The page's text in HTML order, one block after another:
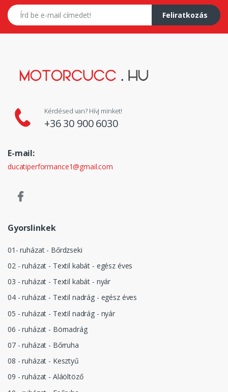
E-mail címed
Feliratkozás
Kérdésed van? Hívj minket!
+36 30 900 6030
E-mail:
ducatiperformance1@gmail.com
Gyorslinkek
01- ruházat - Bőrdzseki
02 - ruházat - Textil kabát - egész éves
03 - ruházat - Textil kabát - nyár
04 - ruházat - Textil nadrág - egész éves
05 - ruházat - Textil nadrág - nyár
06 - ruházat - Börnadrág
07 - ruházat - Bőrruha
08 - ruházat - Kesztyű
09 - ruházat - Aláöltöző